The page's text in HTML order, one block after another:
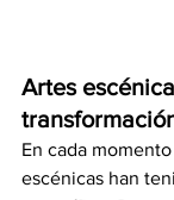
Artes
En cada
escénicas han